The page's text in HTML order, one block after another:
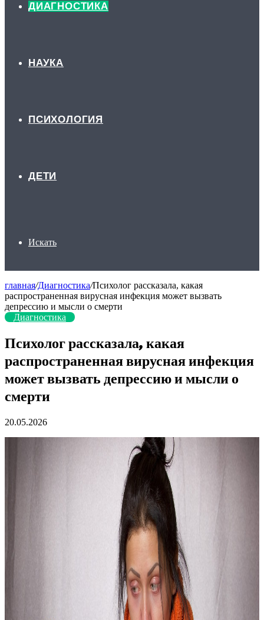
ДИАГНОСТИКА
НАУКА
ПСИХОЛОГИЯ
ДЕТИ
Искать
главная/Диагностика/Психолог рассказала, какая
распространенная вирусная инфекция может вызвать
депрессию и мысли о смерти
Диагностика
Психолог рассказала, какая
распространенная вирусная инфекция
может вызвать депрессию и мысли о
смерти
20.05.2026